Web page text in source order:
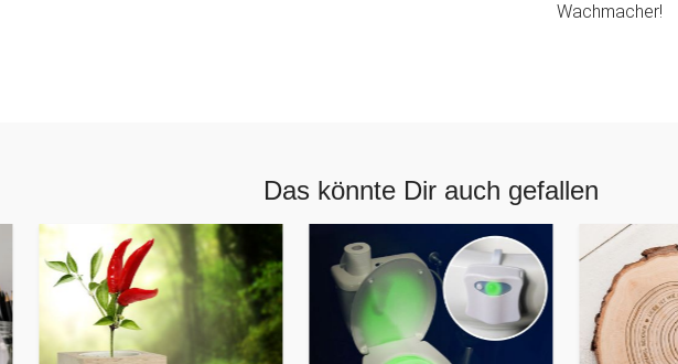
Wachmacher!
Das könnte Dir auch gefallen